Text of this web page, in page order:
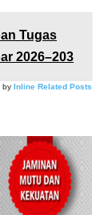
Tugas
2026–203
by Inline Related Posts